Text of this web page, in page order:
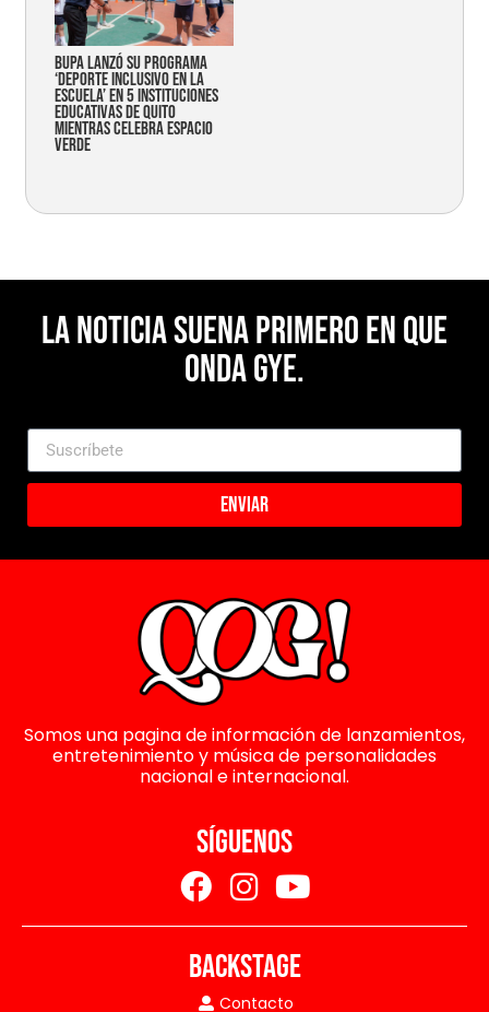
Bupa lanzó su programa
‘Deporte Inclusivo en la
Escuela’ en 5 instituciones
educativas de Quito
mientras celebra espacio
verde
La noticia suena primero en Que
Onda Gye.
Enviar
Somos una pagina de información de lanzamientos,
entretenimiento y música de personalidades
nacional e internacional.
SÍGUENOS
BACKSTAGE
Contacto